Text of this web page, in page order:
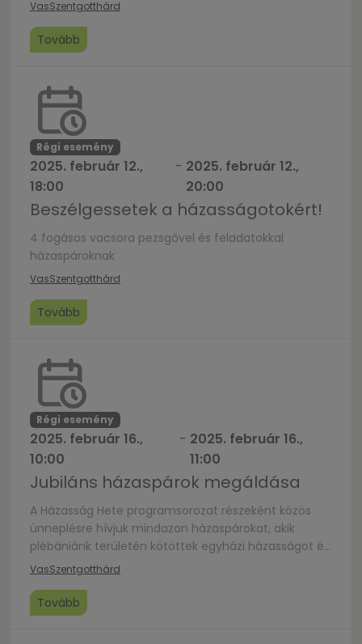
VasSzentgotthárd
Tovább
Régi esemény
2025. február 12.,
18:00
- 2025. február 12.,
20:00
Beszélgessetek a házasságotokért!
4 fogásos vacsora pezsgővel és feladatokkal
házaspároknak
VasSzentgotthárd
Tovább
Régi esemény
2025. február 16.,
10:00
- 2025. február 16.,
11:00
Jubiláns házaspárok megáldása
A Házasság Hete programsorozat részeként közös
ünneplésre hívjuk mindazon házaspárokat, akik
plébániánk területén kötöttek egyházi házasságot és
az idei évben ünneplik az 5. évfordulótól kezdve öt
Az ünnepi szentmise 2025. február 16-án, vasárnap
10:00 órakor lesz a házaspárok megáldásával és
VasSzentgotthárd
Tovább